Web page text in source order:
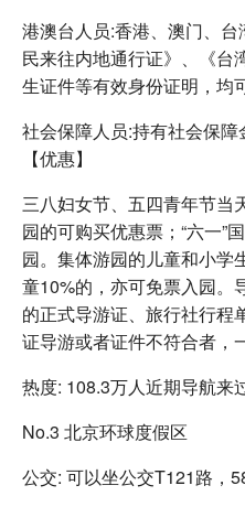
港澳台人员:香港、澳门、
民来往内地通行证》、《台
生证件等有效身份证明，均
社会保障人员:持有社会保
【优惠】
三八妇女节、五四青年节当
园的可购买优惠票；“六一”
园。集体游园的儿童和小学
童10%的，亦可免票入园。
的正式导游证、旅行社行程
证导游或者证件不符合者，
热度: 108.3万人近期导航来
No.3 北京环球度假区
公交: 可以坐公交T121路，